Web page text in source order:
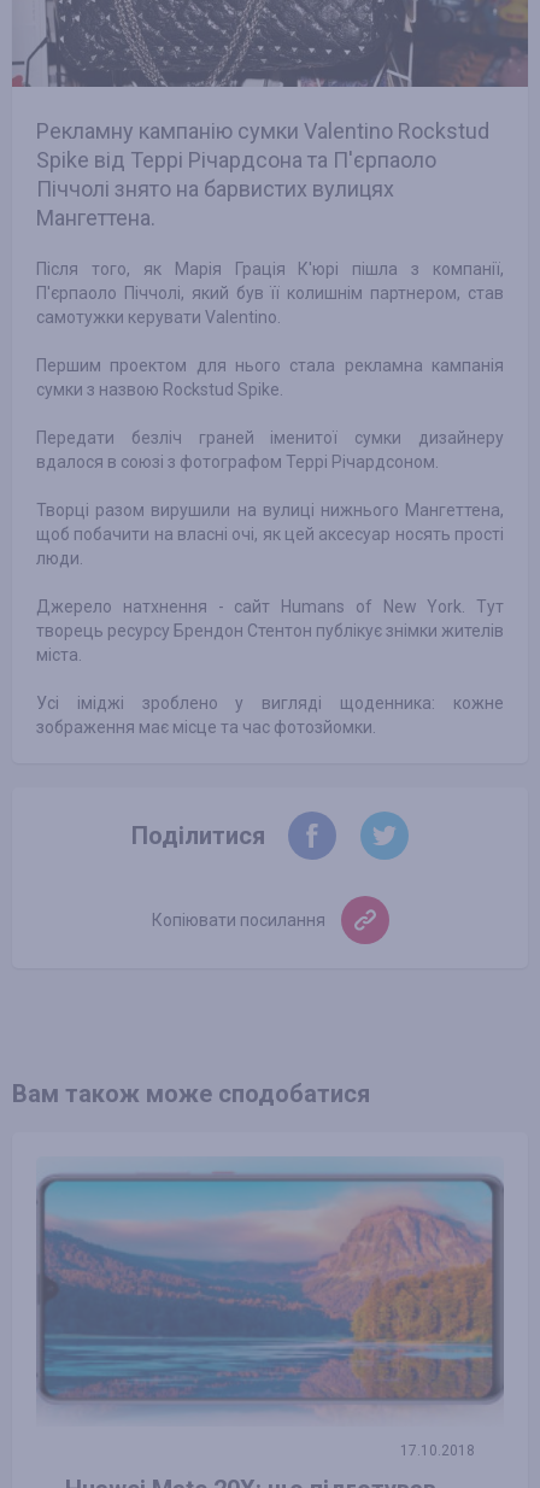
Рекламну кампанію сумки Valentino Rockstud
Spike від Террі Річардсона та П'єрпаоло
Піччолі знято на барвистих вулицях
Мангеттена.
Після того, як Марія Грація К'юрі пішла з компанії,
П'єрпаоло Піччолі, який був її колишнім партнером, став
самотужки керувати Valentino.
Першим проектом для нього стала рекламна кампанія
сумки з назвою Rockstud Spike.
Передати безліч граней іменитої сумки дизайнеру
вдалося в союзі з фотографом Террі Річардсоном.
Творці разом вирушили на вулиці нижнього Мангеттена,
щоб побачити на власні очі, як цей аксесуар носять прості
люди.
Джерело натхнення - сайт Humans of New York. Тут
творець ресурсу Брендон Стентон публікує знімки жителів
міста.
Усі іміджі зроблено у вигляді щоденника: кожне
зображення має місце та час фотозйомки.
Поділитися
Копіювати посилання
Вам також може сподобатися
17.10.2018